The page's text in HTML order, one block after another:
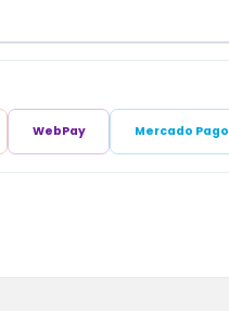
WebPay Mercado Pago